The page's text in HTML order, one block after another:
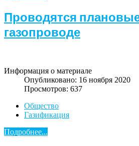
Проводятся
газопроводе
Информация о материале
Опубликовано: 16 ноября 2020
Просмотров: 637
Общество
Газификация
Подробнее...